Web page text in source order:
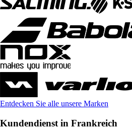
Entdecken Sie alle unsere Marken
Kundendienst in Frankreich